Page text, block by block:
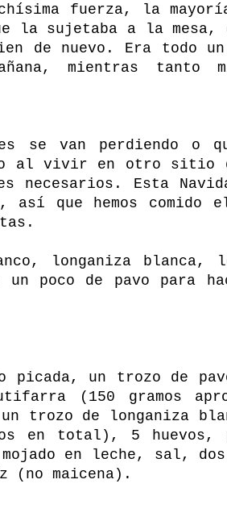
fuerza, la
la sujetaba a la mesa,
de nuevo. Era todo
mientras tanto
se van perdiendo o
al vivir en otro sitio
necesarios. Esta
así que hemos comido
longaniza blanca,
poco de pavo para
picada, un trozo de
(150 gramos
trozo de longaniza
en total), 5
en leche, sal,
(no maicena).